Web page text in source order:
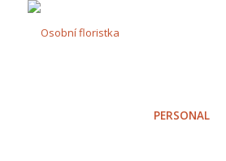
PERSONAL